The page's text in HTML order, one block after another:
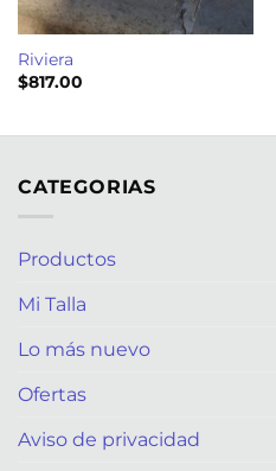
Riviera
$817.00
CATEGORIAS
Productos
Mi Talla
Lo más nuevo
Ofertas
Aviso de privacidad